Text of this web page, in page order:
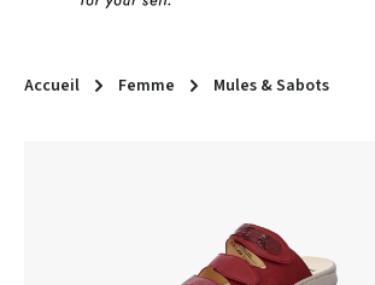
Accueil Femme Mules & Sabots